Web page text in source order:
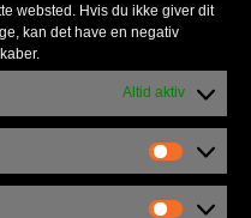
websted. Hvis du ikke giver dit
kan det have en negativ
Altid aktiv